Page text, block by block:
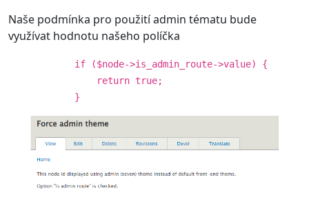
Naše podmínka pro použití admin tématu bude
využívat hodnotu našeho políčka
if ($node->is_admin_route->value) {
return true;
}